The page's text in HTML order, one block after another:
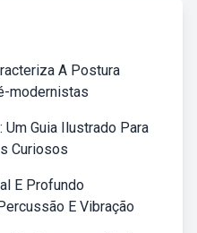
A Postura
modernistas
Guia Ilustrado Para
Curiosos
E Profundo
E Vibração